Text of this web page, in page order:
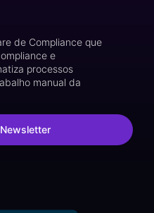
de Compliance que
e
processos
manual da